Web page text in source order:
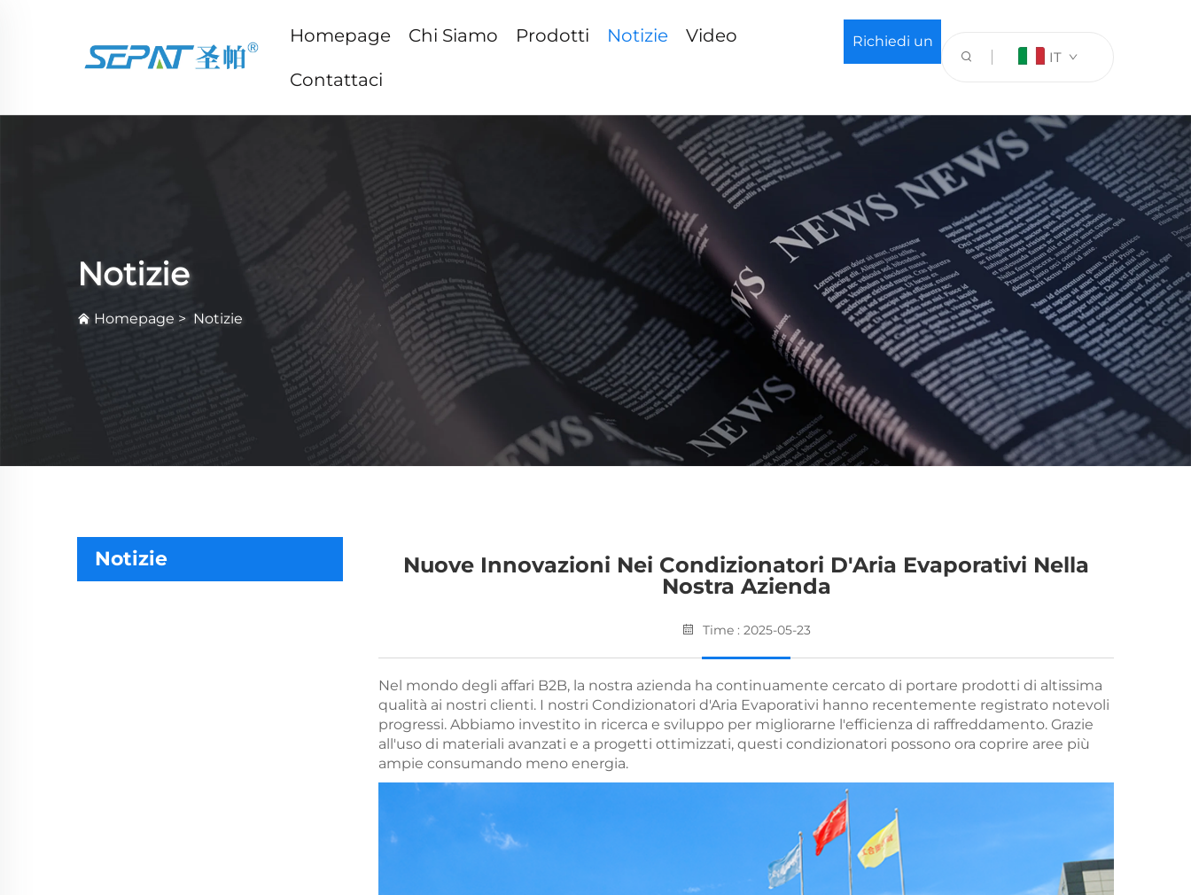
Homepage Chi Siamo Prodotti Notizie Video
Contattaci
Richiedi un
IT
Notizie
Homepage > Notizie
Notizie
Nuove Innovazioni Nei Condizionatori D'Aria Evaporativi Nella
Nostra Azienda
Time : 2025-05-23
Nel mondo degli affari B2B, la nostra azienda ha continuamente cercato di portare prodotti di altissima
qualità ai nostri clienti. I nostri Condizionatori d'Aria Evaporativi hanno recentemente registrato notevoli
progressi. Abbiamo investito in ricerca e sviluppo per migliorarne l'efficienza di raffreddamento. Grazie
all'uso di materiali avanzati e a progetti ottimizzati, questi condizionatori possono ora coprire aree più
ampie consumando meno energia.